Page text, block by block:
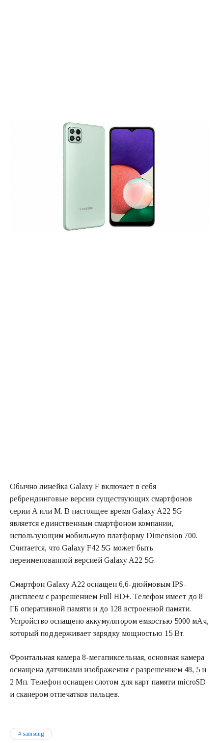
Обычно линейка Galaxy F включает в себя
ребрендинговые версии существующих смартфонов
серии A или M. В настоящее время Galaxy A22 5G
является единственным смартфоном компании,
использующим мобильную платформу Dimension 700.
Считается, что Galaxy F42 5G может быть
переименованной версией Galaxy A22 5G.
Смартфон Galaxy A22 оснащен 6,6-дюймовым IPS-
дисплеем с разрешением Full HD+. Телефон имеет до 8
ГБ оперативной памяти и до 128 встроенной памяти.
Устройство оснащено аккумулятором емкостью 5000 мАч,
который поддерживает зарядку мощностью 15 Вт.
Фронтальная камера 8-мегапиксельная, основная камера
оснащена датчиками изображения с разрешением 48, 5 и
2 Мп. Телефон оснащен слотом для карт памяти microSD
и сканером отпечатков пальцев.
samsung